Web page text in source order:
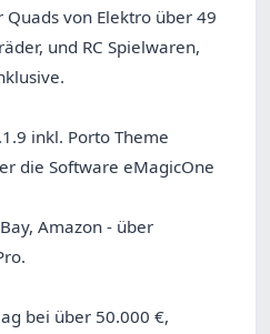
von Elektro über 49
und RC Spielwaren,
inkl. Porto Theme
die Software eMagicOne
Amazon - über
bei über 50.000 €,